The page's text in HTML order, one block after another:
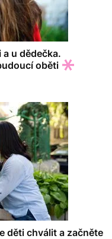
a u dědečka.
oběti
děti chválit a začněte